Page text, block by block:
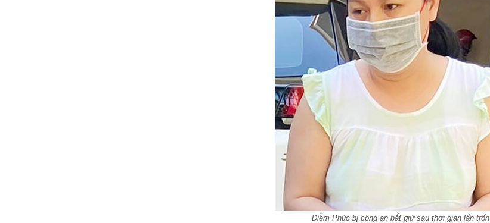
Diễm Phúc bị công an bắt giữ sau thời gian lẩn trốn